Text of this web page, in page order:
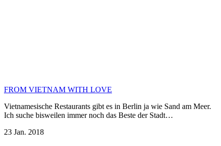
FROM VIETNAM WITH LOVE
Vietnamesische Restaurants gibt es in Berlin ja wie Sand am Meer.
Ich suche bisweilen immer noch das Beste der Stadt…
23 Jan. 2018